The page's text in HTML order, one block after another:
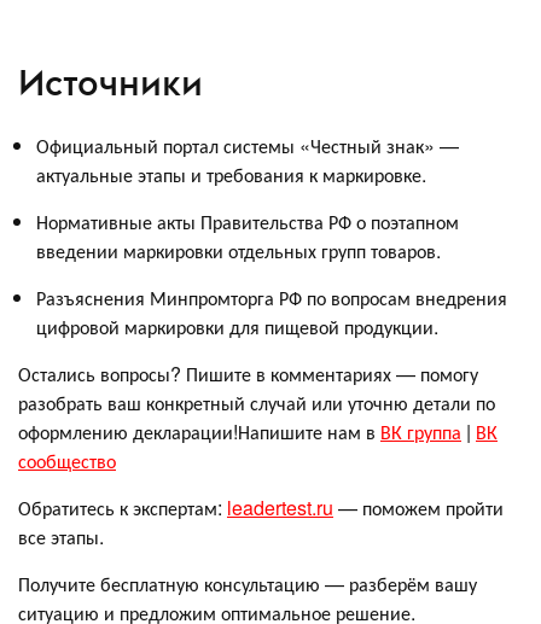
Источники
Официальный портал системы «Честный знак» —
актуальные этапы и требования к маркировке.
Нормативные акты Правительства РФ о поэтапном
введении маркировки отдельных групп товаров.
Разъяснения Минпромторга РФ по вопросам внедрения
цифровой маркировки для пищевой продукции.
Остались вопросы? Пишите в комментариях — помогу
разобрать ваш конкретный случай или уточню детали по
оформлению декларации!Напишите нам в ВК группа | ВК
сообщество
Обратитесь к экспертам: leadertest.ru — поможем пройти
все этапы.
Получите бесплатную консультацию — разберём вашу
ситуацию и предложим оптимальное решение.